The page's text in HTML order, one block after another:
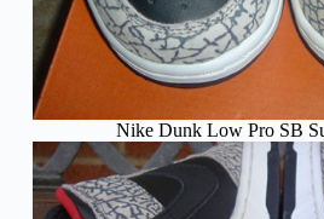
Nike Dunk Low Pro SB